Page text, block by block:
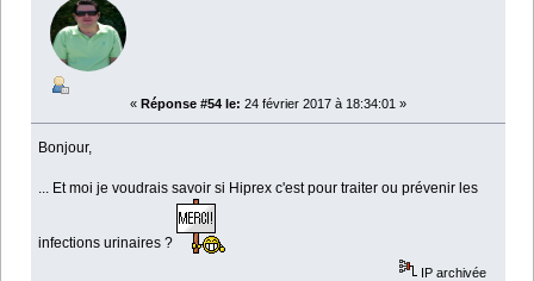
« Réponse #54 le: 24 février 2017 à 18:34:01 »
Bonjour,
... Et moi je voudrais savoir si Hiprex c'est pour traiter ou prévenir les
infections urinaires ?
IP archivée